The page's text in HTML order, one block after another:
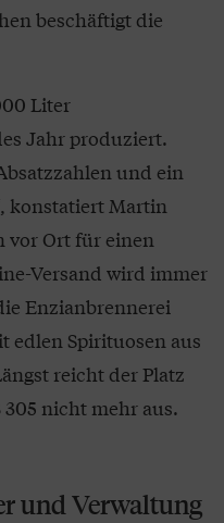
beschäftigt die
Liter
Jahr produziert.
und ein
konstatiert Martin
vor Ort für einen
Versand wird immer
Enzianbrennerei
edlen Spirituosen aus
reicht der Platz
nicht mehr aus.
und Verwaltung